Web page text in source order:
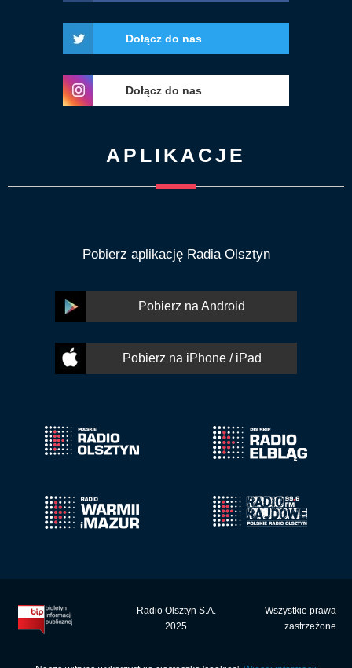
Dołącz do nas
Dołącz do nas
APLIKACJE
Pobierz aplikację Radia Olsztyn
Pobierz na Android
Pobierz na iPhone / iPad
Radio Olsztyn S.A.
2025
Wszystkie prawa
zastrzeżone